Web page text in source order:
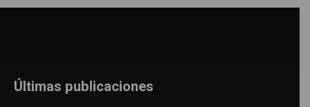
Últimas publicaciones